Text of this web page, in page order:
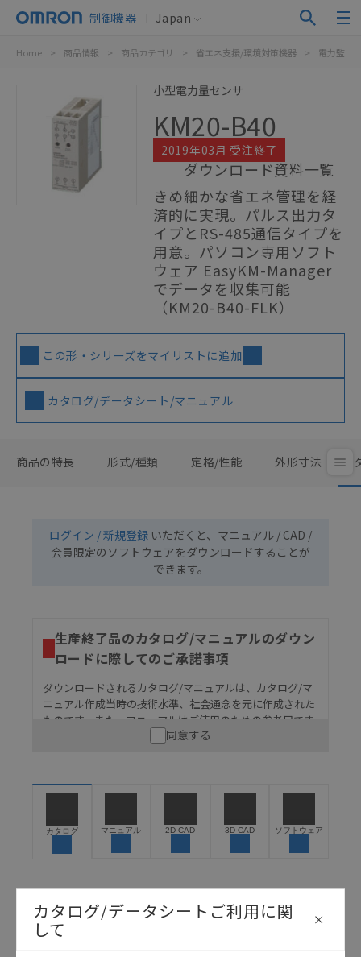
制御機器 Japan
Home > 商品情報 > 商品カテゴリ > 省エネ支援/環境対策機器 > 電力監視
小型電力量センサ
KM20-B40
2019年03月 受注終了
ダウンロード資料一覧
きめ細かな省エネ管理を経
済的に実現。パルス出力タ
イプとRS-485通信タイプを
用意。パソコン専用ソフト
ウェア EasyKM-Manager
でデータを収集可能
（KM20-B40-FLK）
この形・シリーズをマイリストに追加
カタログ/データシート/マニュアル
商品の特長 形式/種類 定格/性能 外形寸法
ログイン / 新規登録 いただくと、マニュアル / CAD /
会員限定のソフトウェアをダウンロードすることが
できます。
生産終了品のカタログ/マニュアルのダウン
ロードに際してのご承諾事項
ダウンロードされるカタログ/マニュアルは、カタログ/マ
ニュアル作成当時の技術水準、社会通念を元に作成された
ものです。また、マニュアルはご使用のための参考用です
ので、ご使用にあたっての安全性については十分にご配慮
うな用途に使用される場合には、システム全体として
保できるよう設計されていること、および本製品が全
カタログ/マニュアルに記載されているアプリケーショ
ン事例は参考用ですので、ご採用に際しては機器・装
置の機能や安全性をご確認のうえご使用ください。・
商品に接続される推奨機器等、現在では入手困難なも
同意する
カタログ マニュアル 2D CAD 3D CAD ソフトウェア
日本語 English
カタログ/データシートご利用に関
して